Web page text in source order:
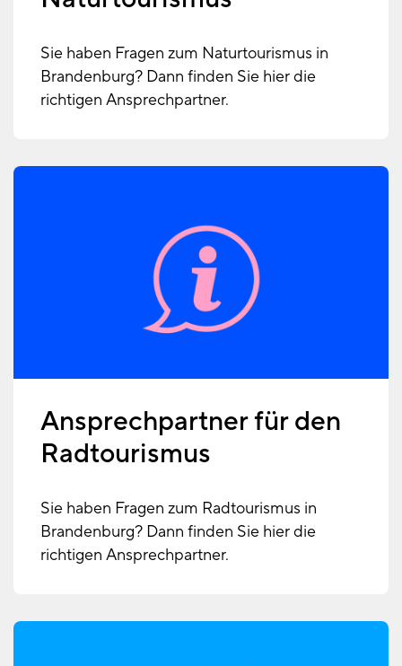
Sie haben Fragen zum Naturtourismus in
Brandenburg? Dann finden Sie hier die
richtigen Ansprechpartner.
Ansprechpartner für den
Radtourismus
Sie haben Fragen zum Radtourismus in
Brandenburg? Dann finden Sie hier die
richtigen Ansprechpartner.